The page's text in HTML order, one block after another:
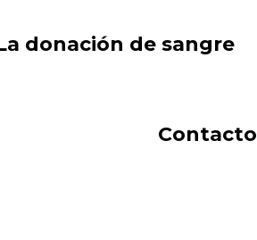
donación de sangre
Contacto